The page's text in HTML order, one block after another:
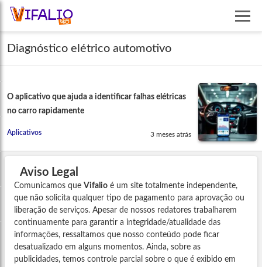
Diagnóstico elétrico automotivo
O aplicativo que ajuda a identificar falhas elétricas
no carro rapidamente
Aplicativos 3 meses atrás
Aviso Legal
Comunicamos que Vifalio é um site totalmente independente,
que não solicita qualquer tipo de pagamento para aprovação ou
liberação de serviços. Apesar de nossos redatores trabalharem
continuamente para garantir a integridade/atualidade das
informações, ressaltamos que nosso conteúdo pode ficar
desatualizado em alguns momentos. Ainda, sobre as
publicidades, temos controle parcial sobre o que é exibido em